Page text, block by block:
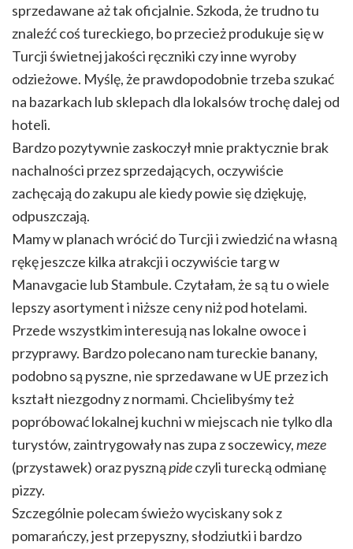
sprzedawane aż tak oficjalnie. Szkoda, że trudno tu
znaleźć coś tureckiego, bo przecież produkuje się w
Turcji świetnej jakości ręczniki czy inne wyroby
odzieżowe. Myślę, że prawdopodobnie trzeba szukać
na bazarkach lub sklepach dla lokalsów trochę dalej od
hoteli.
Bardzo pozytywnie zaskoczył mnie praktycznie brak
nachalności przez sprzedających, oczywiście
zachęcają do zakupu ale kiedy powie się dziękuję,
odpuszczają.
Mamy w planach wrócić do Turcji i zwiedzić na własną
rękę jeszcze kilka atrakcji i oczywiście targ w
Manavgacie lub Stambule. Czytałam, że są tu o wiele
lepszy asortyment i niższe ceny niż pod hotelami.
Przede wszystkim interesują nas lokalne owoce i
przyprawy. Bardzo polecano nam tureckie banany,
podobno są pyszne, nie sprzedawane w UE przez ich
kształt niezgodny z normami. Chcielibyśmy też
popróbować lokalnej kuchni w miejscach nie tylko dla
turystów, zaintrygowały nas zupa z soczewicy,meze
(przystawek) oraz pysznąpideczyli turecką odmianę
pizzy.
Szczególnie polecam świeżo wyciskany sok z
pomarańczy, jest przepyszny, słodziutki i bardzo